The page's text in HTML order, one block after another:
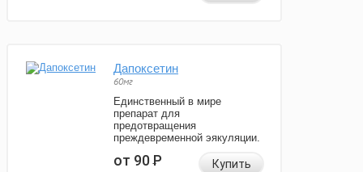
Дапоксетин
60мг
Единственный в мире
препарат для
предотвращения
преждевременной эякуляции.
от 90Р Купить